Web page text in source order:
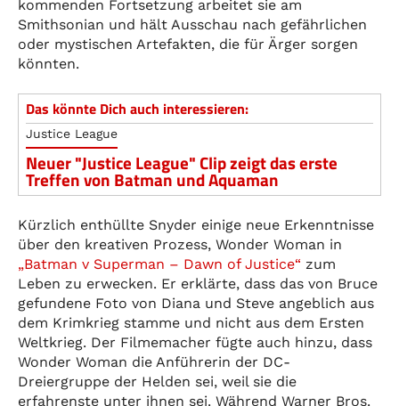
kommenden Fortsetzung arbeitet sie am
Smithsonian und hält Ausschau nach gefährlichen
oder mystischen Artefakten, die für Ärger sorgen
könnten.
Das könnte Dich auch interessieren:
Justice League
Neuer "Justice League" Clip zeigt das erste
Treffen von Batman und Aquaman
Kürzlich enthüllte Snyder einige neue Erkenntnisse
über den kreativen Prozess, Wonder Woman in
„Batman v Superman – Dawn of Justice“ zum
Leben zu erwecken. Er erklärte, dass das von Bruce
gefundene Foto von Diana und Steve angeblich aus
dem Krimkrieg stamme und nicht aus dem Ersten
Weltkrieg. Der Filmemacher fügte auch hinzu, dass
Wonder Woman die Anführerin der DC-
Dreiergruppe der Helden sei, weil sie die
erfahrenste unter ihnen sei. Während Warner Bros.